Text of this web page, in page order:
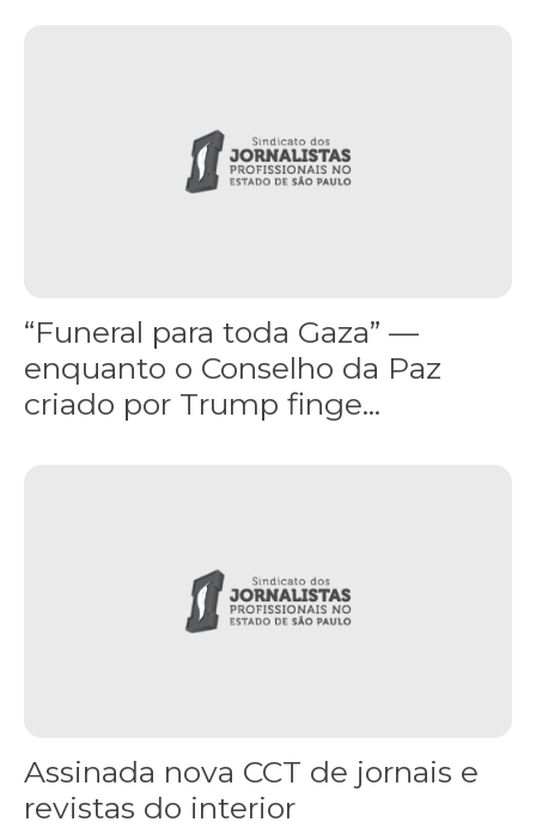
“Funeral para toda Gaza” —
enquanto o Conselho da Paz
criado por Trump finge...
Assinada nova CCT de jornais e
revistas do interior